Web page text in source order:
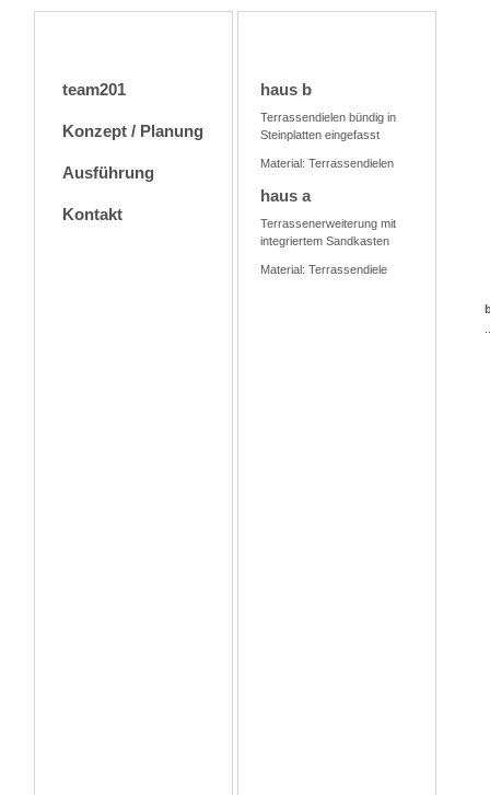
team201
Konzept / Planung
Ausführung
Kontakt
haus b
Terrassendielen bündig in
Steinplatten eingefasst
Material: Terrassendielen
haus a
Terrassenerweiterung mit
integriertem Sandkasten
Material: Terrassendiele